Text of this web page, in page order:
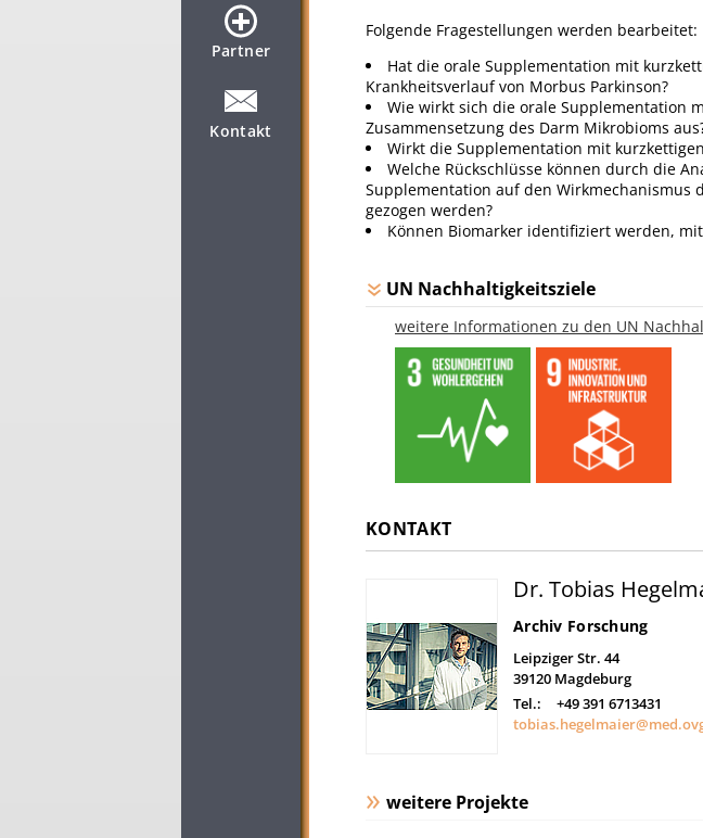
Partner
Kontakt
Folgende Fragestellungen werden bearbeitet:
Hat die orale Supplementation mit
Krankheitsverlauf von Morbus Parkinson?
Wie wirkt sich die orale Supplementation
Zusammensetzung des Darm Mikrobioms
Wirkt die Supplementation mit
Welche Rückschlüsse können durch die
Supplementation auf den
gezogen werden?
Können Biomarker identifiziert werden,
UN Nachhaltigkeitsziele
weitere Informationen zu den UN
KONTAKT
Dr. Tobias
Archiv Forschung
Leipziger Str. 44
39120 Magdeburg
Tel.:
+49 391 6713431
weitere Projekte